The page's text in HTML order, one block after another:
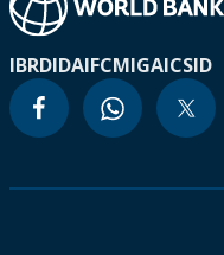
IBRDIDAIFCMIGAICSID